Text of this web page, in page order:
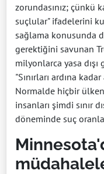
zorundasınız; çünkü
suçlular" ifadelerini
sağlama konusunda
gerektiğini savunan
milyonlarca yasa
"Sınırları ardına
Normalde hiçbir
insanları şimdi sınır
döneminde suç